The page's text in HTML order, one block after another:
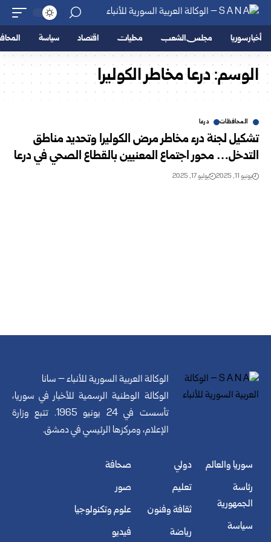
أخبار سوريا مجلس الشعب محليات اقتصاد سياسة
الوسم:درعا مخاطر الكوليرا
المحافظات درعا
تشكيل لجنة درء مخاطر مرض الكوليرا وتحديد مناطق
التدخل… محور اجتماع المعنيين بالقطاع الصحي في درعا
يونيو 11, 2025 يوليو 17, 2025
الوكالة العربية السورية للأنباء – سانا
الوكالة الوطنية الرسمية للأخبار في سوريا،
تأسست في 24 يونيو 1965. تتبع وزارة
الإعلام، ومركزها الرئيسي في دمشق.
سوريا والعالم
رئاسة
الجمهورية
سياسة
دولي
تعليم
ثقافة وفنون
رياضة
صحافة
صور
علوم وتكنولوجيا
فيديو